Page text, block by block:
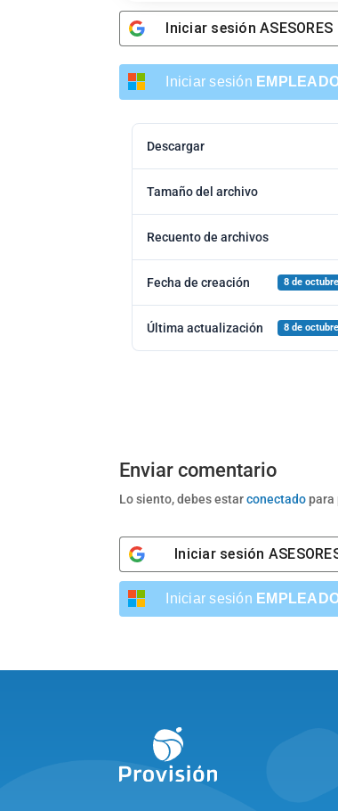
Iniciar sesiónASESORES
Iniciar sesión
Descargar
Tamaño del archivo
Recuento de archivos
Fecha de creación 8 de
Última actualización 8 de
Enviar comentario
Lo siento, debes estarconectado para
Iniciar sesión
Iniciar sesión